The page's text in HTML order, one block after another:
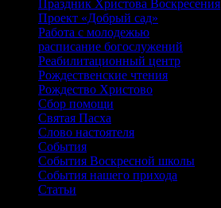
Праздник Христова Воскресения
Проект «Добрый сад»
Работа с молодежью
расписание богослужений
Реабилитационный центр
Рождественские чтения
Рождество Христово
Сбор помощи
Святая Пасха
Слово настоятеля
События
События Воскресной школы
События нашего прихода
Статьи